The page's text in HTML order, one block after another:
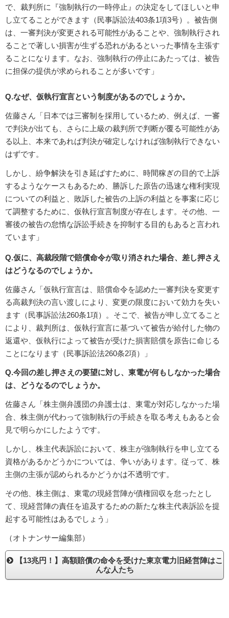
で、裁判所に『強制執行の一時停止』の決定をしてほしいと申
し立てることができます（民事訴訟法403条1項3号）。被告側
は、一審判決が変更される可能性があることや、強制執行され
ることで著しい損害が生ずる恐れがあるといった事情を主張す
ることになります。なお、強制執行の停止にあたっては、被告
に担保の提供が求められることが多いです」
Q.なぜ、仮執行宣言という制度があるのでしょうか。
佐藤さん「日本では三審制を採用しているため、例えば、一審
で判決が出ても、さらに上級の裁判所で判断が覆る可能性があ
る以上、本来であれば判決が確定しなければ強制執行できない
はずです。
しかし、紛争解決を引き延ばすために、時間稼ぎの目的で上訴
するようなケースもあるため、勝訴した原告の迅速な権利実現
についての利益と、敗訴した被告の上訴の利益とを事案に応じ
て調整するために、仮執行宣言制度が存在します。その他、一
審後の被告の怠惰な訴訟手続きを抑制する目的もあると言われ
ています」
Q.仮に、高裁段階で賠償命令が取り消された場合、差し押さえ
はどうなるのでしょうか。
佐藤さん「仮執行宣言は、賠償命令を認めた一審判決を変更す
る高裁判決の言い渡しにより、変更の限度において効力を失い
ます（民事訴訟法260条1項）。そこで、被告が申し立てること
により、裁判所は、仮執行宣言に基づいて被告が給付した物の
返還や、仮執行によって被告が受けた損害賠償を原告に命じる
ことになります（民事訴訟法260条2項）」
Q.今回の差し押さえの要望に対し、東電が何もしなかった場合
は、どうなるのでしょうか。
佐藤さん「株主側弁護団の弁護士は、東電が対応しなかった場
合、株主側が代わって強制執行の手続きを取る考えもあると会
見で明らかにしたようです。
しかし、株主代表訴訟において、株主が強制執行を申し立てる
資格があるかどうかについては、争いがあります。従って、株
主側の主張が認められるかどうかは不透明です。
その他、株主側は、東電の現経営陣が債権回収を怠ったとし
て、現経営陣の責任を追及するための新たな株主代表訴訟を提
起する可能性はあるでしょう」
（オトナンサー編集部）
【13兆円！】高額賠償の命令を受けた東京電力旧経営陣はこ
んな人たち